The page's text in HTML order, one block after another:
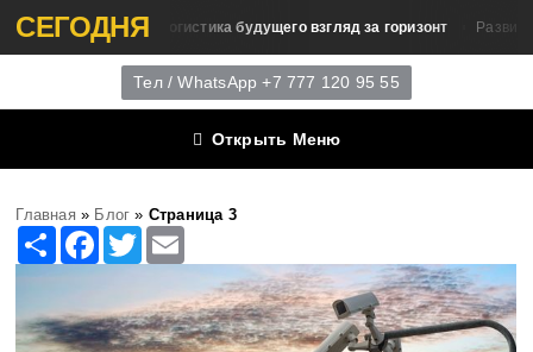
СЕГОДНЯЛогистика будущего взгляд за горизонт Развитие
Тел / WhatsApp +7 777 120 95 55
Открыть Меню
Главная » Блог » Страница 3
Share Facebook
Twitter